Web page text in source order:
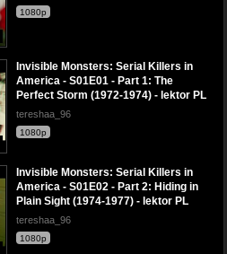
1080p
Invisible Monsters: Serial Killers in
America - S01E01 - Part 1: The
Perfect Storm (1972-1974) - lektor PL
tereshaa_96
1080p
Invisible Monsters: Serial Killers in
America - S01E02 - Part 2: Hiding in
Plain Sight (1974-1977) - lektor PL
tereshaa_96
1080p